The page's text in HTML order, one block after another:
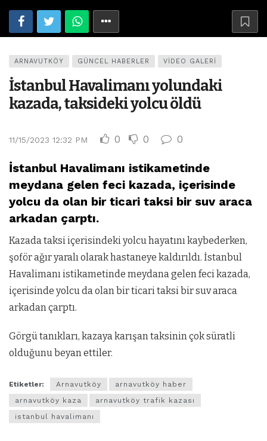
ARNAVUTKÖY GÜNCEL HABERLER VIDEO GALERI
İstanbul Havalimanı yolundaki
kazada, taksideki yolcu öldü
11/15/2023 12:32 PM 0 0 0
İstanbul Havalimanı istikametinde
meydana gelen feci kazada, içerisinde
yolcu da olan bir ticari taksi bir suv araca
arkadan çarptı.
Kazada taksi içerisindeki yolcu hayatını kaybederken,
şoför ağır yaralı olarak hastaneye kaldırıldı. İstanbul
Havalimanı istikametinde meydana gelen feci kazada,
içerisinde yolcu da olan bir ticari taksi bir suv araca
arkadan çarptı.
Görgü tanıkları, kazaya karışan taksinin çok süratli
olduğunu beyan ettiler.
Etiketler: Arnavutköy
arnavutköy haber
arnavutköy kaza
arnavutköy trafik kazası
istanbul havalimanı